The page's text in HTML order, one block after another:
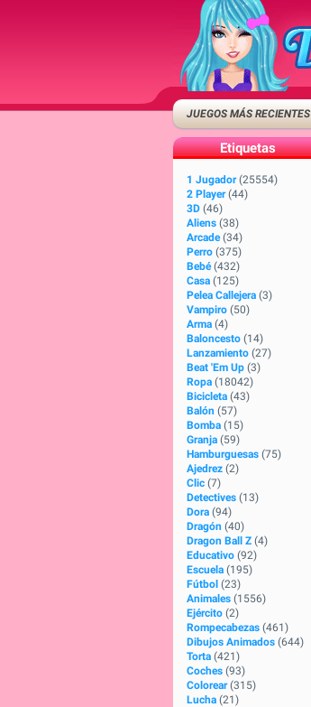
JUEGOS MÁS RECIENTES
Etiquetas
1 Jugador (25554)
2 Player (44)
3D (46)
Aliens (38)
Arcade (34)
Perro (375)
Bebé (432)
Casa (125)
Pelea Callejera (3)
Vampiro (50)
Arma (4)
Baloncesto (14)
Lanzamiento (27)
Beat 'Em Up (3)
Ropa (18042)
Bicicleta (43)
Balón (57)
Bomba (15)
Granja (59)
Hamburguesas (75)
Ajedrez (2)
Clic (7)
Detectives (13)
Dora (94)
Dragón (40)
Dragon Ball Z (4)
Educativo (92)
Escuela (195)
Fútbol (23)
Animales (1556)
Ejército (2)
Rompecabezas (461)
Dibujos Animados (644)
Torta (421)
Coches (93)
Colorear (315)
Lucha (21)